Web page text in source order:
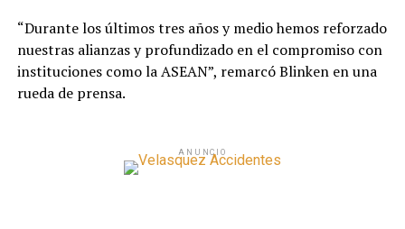
“Durante los últimos tres años y medio hemos reforzado
nuestras alianzas y profundizado en el compromiso con
instituciones como la ASEAN”, remarcó Blinken en una
rueda de prensa.
ANUNCIO